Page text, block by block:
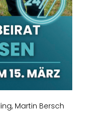
Martin Bersch